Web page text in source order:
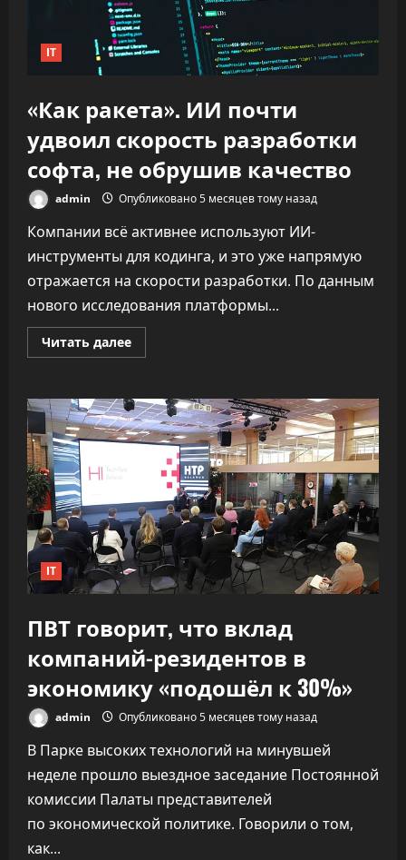
IT
«Как ракета». ИИ почти
удвоил скорость разработки
софта, не обрушив качество
admin Опубликовано 5 месяцев тому назад
Компании всё активнее используют ИИ-
инструменты для кодинга, и это уже напрямую
отражается на скорости разработки. По данным
нового исследования платформы...
Читать далееПрочитать
больше
ИИ
почти
удвоил
скорость
разработки
софта,
обрушив
качество
IT
ПВТ говорит, что вклад
компаний-резидентов в
экономику «подошёл к 30%»
admin Опубликовано 5 месяцев тому назад
В Парке высоких технологий на минувшей
неделе прошло выездное заседание Постоянной
комиссии Палаты представителей
по экономической политике. Говорили о том,
как...